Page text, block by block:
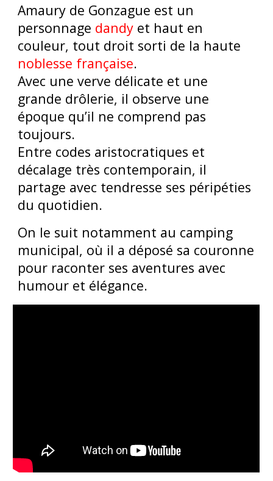
Amaury de Gonzague est un
personnage dandy et haut en
couleur, tout droit sorti de la haute
noblesse française.
Avec une verve délicate et une
grande drôlerie, il observe une
époque qu’il ne comprend pas
toujours.
Entre codes aristocratiques et
décalage très contemporain, il
partage avec tendresse ses péripéties
du quotidien.
On le suit notamment au camping
municipal, où il a déposé sa couronne
pour raconter ses aventures avec
humour et élégance.